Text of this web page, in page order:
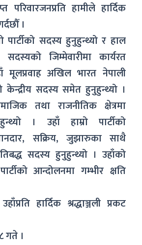
परिवारजनप्रति हामीले हार्दिक
।
पार्टीको सदस्य हुनुहुन्थ्यो र हाल
जिम्मेवारीमा कार्यरत
मूलप्रवाह अखिल भारत नेपाली
सदस्य समेत हुनुहुन्थ्यो ।
तथा राजनीतिक क्षेत्रमा
। उहाँ हाम्रो पार्टीको
सक्रिय, जुझारुका साथै
सदस्य हुनुहुन्थ्यो । उहाँको
आन्दोलनमा गम्भीर क्षति
हार्दिक श्रद्धाञ्जली प्रकट
गते ।